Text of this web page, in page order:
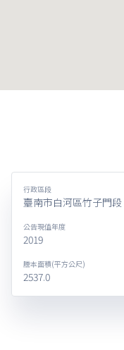
行政區段
臺南市白河區竹子門段
公告現值年度
2019
謄本面積(平方公尺)
2537.0